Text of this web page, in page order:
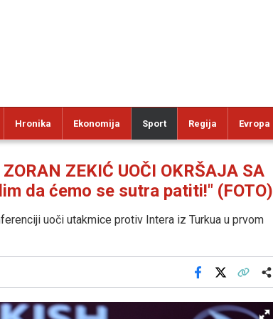
Hronika Ekonomija Sport Regija Evropa
ZEKIĆ UOČI OKRŠAJA SA
da ćemo se sutra patiti!" (FOTO)
uoči utakmice protiv Intera iz Turkua u prvom
Facebook